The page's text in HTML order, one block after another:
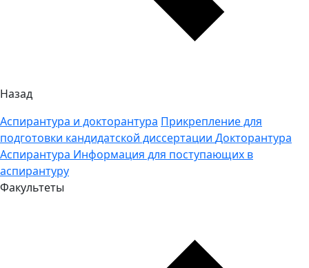
Назад
Аспирантура и докторантура Прикрепление для
подготовки кандидатской диссертации Докторантура
Аспирантура Информация для поступающих в
аспирантуру
Факультеты